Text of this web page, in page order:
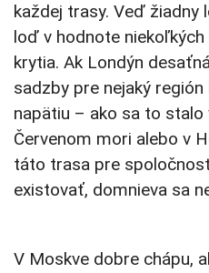
každej trasy. Veď žiadny
loď v hodnote
krytia. Ak Londýn
sadzby pre nejaký
napätiu – ako sa to
Červenom mori alebo v
táto trasa pre
existovať, domnieva sa
V Moskve dobre chápu,